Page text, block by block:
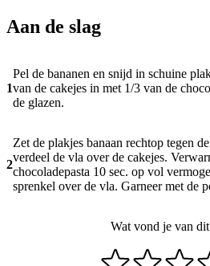
Aan de slag
1
Pel de bananen en snijd in schuine
van de cakejes in met 1/3 van de
de glazen.
2
Zet de plakjes banaan rechtop tegen
verdeel de vla over de cakejes.
chocoladepasta 10 sec. op vol
sprenkel over de vla. Garneer met de
Wat vond je van